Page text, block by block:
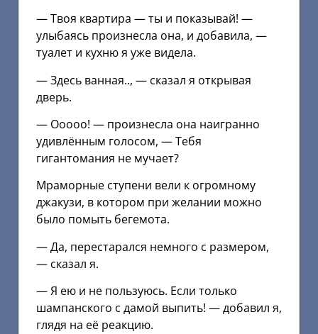
— Твоя квартира — ты и показывай! —
улыбаясь произнесла она, и добавила, —
туалет и кухню я уже видела.
— Здесь ванная.., — сказал я открывая
дверь.
— Ооооо! — произнесла она наигранно
удивлённым голосом, — Тебя
гигантомания не мучает?
Мраморные ступени вели к огромному
джакузи, в котором при желании можно
было помыть бегемота.
— Да, перестарался немного с размером,
— сказал я.
— Я ею и не пользуюсь. Если только
шампанского с дамой выпить! — добавил я,
глядя на её реакцию.